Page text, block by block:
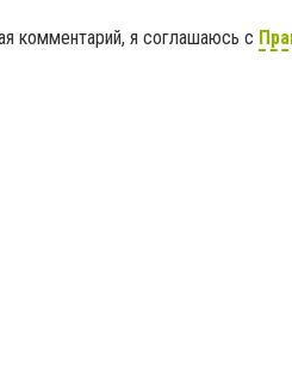
комментарий, я соглашаюсь с